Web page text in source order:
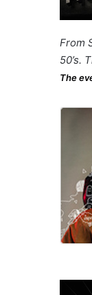
From
50’s.
The